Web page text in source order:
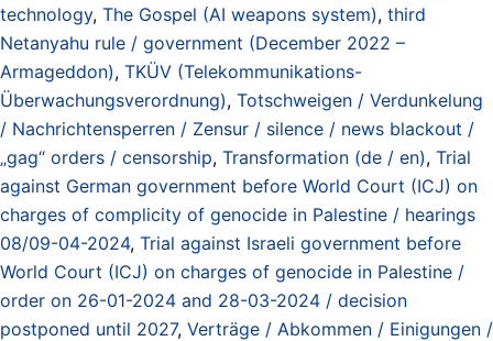
technology, The Gospel (AI weapons system), third
Netanyahu rule / government (December 2022 –
Armageddon), TKÜV (Telekommunikations-
Überwachungsverordnung), Totschweigen / Verdunkelung
/ Nachrichtensperren / Zensur / silence / news blackout /
„gag“ orders / censorship, Transformation (de / en), Trial
against German government before World Court (ICJ) on
charges of complicity of genocide in Palestine / hearings
08/09-04-2024, Trial against Israeli government before
World Court (ICJ) on charges of genocide in Palestine /
order on 26-01-2024 and 28-03-2024 / decision
postponed until 2027, Verträge / Abkommen / Einigungen /